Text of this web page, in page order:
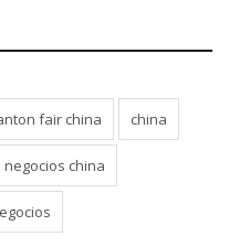
fair china china
china